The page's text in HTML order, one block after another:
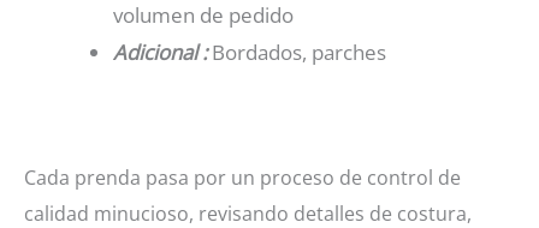
volumen de pedido
Adicional :Bordados, parches
Cada prenda pasa por un proceso de control de
calidad minucioso, revisando detalles de costura,